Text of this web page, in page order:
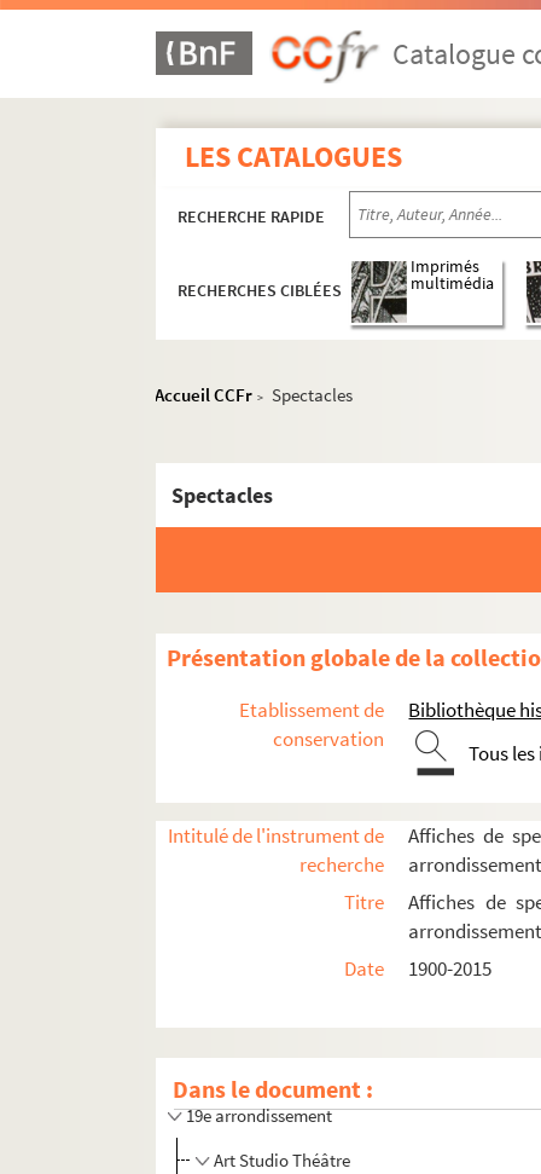
Catalogue
LES CATALOGUES
RECHERCHE RAPIDE
RECHERCHES CIBLÉES
Imprimés
multimédia
Accueil CCFr > Spectacles
Spectacles
Présentation globale de la
Etablissement de
conservation
Bibliothèque
Tous
Intitulé de l'instrument de
recherche
Affiches de
Titre
Affiches de
Date
1900-2015
Dans le document :
18e arrondissement
19e arrondissement
Art Studio Théâtre